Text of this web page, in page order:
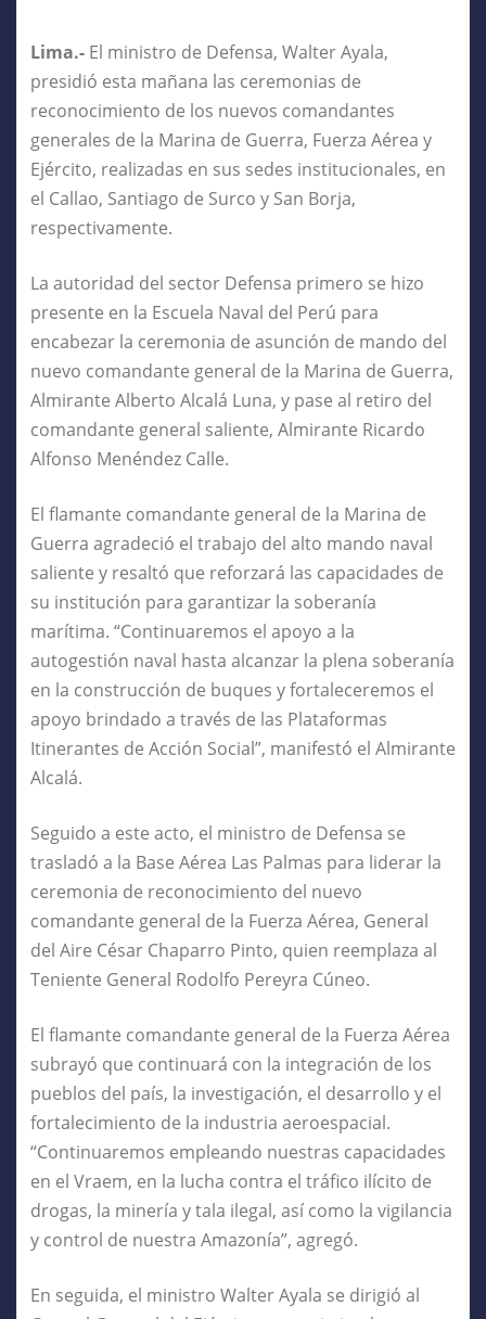
Lima.- El ministro de Defensa, Walter Ayala,
presidió esta mañana las ceremonias de
reconocimiento de los nuevos comandantes
generales de la Marina de Guerra, Fuerza Aérea y
Ejército, realizadas en sus sedes institucionales, en
el Callao, Santiago de Surco y San Borja,
respectivamente.
La autoridad del sector Defensa primero se hizo
presente en la Escuela Naval del Perú para
encabezar la ceremonia de asunción de mando del
nuevo comandante general de la Marina de Guerra,
Almirante Alberto Alcalá Luna, y pase al retiro del
comandante general saliente, Almirante Ricardo
Alfonso Menéndez Calle.
El flamante comandante general de la Marina de
Guerra agradeció el trabajo del alto mando naval
saliente y resaltó que reforzará las capacidades de
su institución para garantizar la soberanía
marítima. “Continuaremos el apoyo a la
autogestión naval hasta alcanzar la plena soberanía
en la construcción de buques y fortaleceremos el
apoyo brindado a través de las Plataformas
Itinerantes de Acción Social”, manifestó el Almirante
Alcalá.
Seguido a este acto, el ministro de Defensa se
trasladó a la Base Aérea Las Palmas para liderar la
ceremonia de reconocimiento del nuevo
comandante general de la Fuerza Aérea, General
del Aire César Chaparro Pinto, quien reemplaza al
Teniente General Rodolfo Pereyra Cúneo.
El flamante comandante general de la Fuerza Aérea
subrayó que continuará con la integración de los
pueblos del país, la investigación, el desarrollo y el
fortalecimiento de la industria aeroespacial.
“Continuaremos empleando nuestras capacidades
en el Vraem, en la lucha contra el tráfico ilícito de
drogas, la minería y tala ilegal, así como la vigilancia
y control de nuestra Amazonía”, agregó.
En seguida, el ministro Walter Ayala se dirigió al